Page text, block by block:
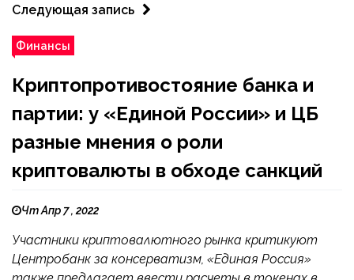
Следующая запись
Финансы
Криптопротивостояние банка и
партии: у «Единой России» и ЦБ
разные мнения о роли
криптовалюты в обходе санкций
Чт Апр 7 , 2022
Участники криптовалютного рынка критикуют
Центробанк за консерватизм, «Единая Россия»